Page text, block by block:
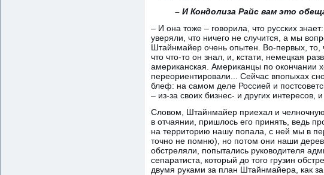
– И Кондолиза Райс вам это
– И она тоже – говорила, что русских
уверяли, что ничего не случится, а мы
Штайнмайер очень опытен. Во-первых, то,
что что-то он знал, и, кстати, немецкая
американская. Американцы по окончании
переориентировали... Сейчас впопыхах
блеф: на самом деле Россией и
– из-за своих бизнес- и других интересов,
Словом, Штайнмайер приехал и
в отчаянии, пришлось его принять, ведь
на территорию нашу попала, с ней мы в
точно не помню), но потом они наши
обстреляли, попытались руководителя
сепаратиста, который до того грузин
двумя руками за план Штайнмайера, как за